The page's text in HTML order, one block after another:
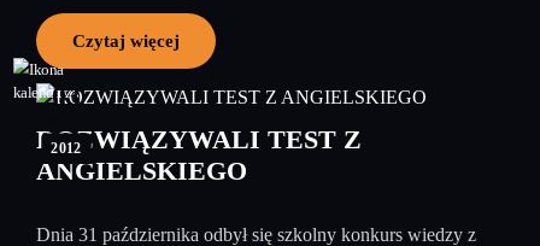
Czytaj więcej
03
2012
ROZWIĄZYWALI TEST Z
ANGIELSKIEGO
Dnia 31 października odbył się szkolny konkurs wiedzy z